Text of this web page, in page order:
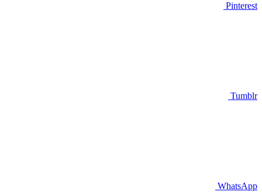
Pinterest
Tumblr
WhatsApp